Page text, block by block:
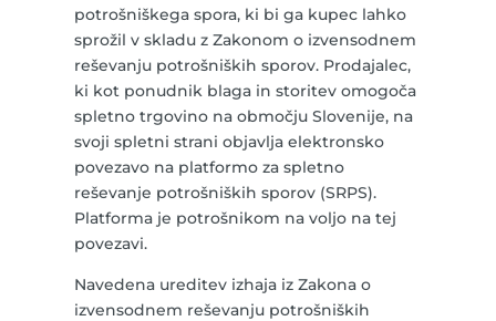
potrošniškega spora, ki bi ga kupec lahko
sprožil v skladu z Zakonom o izvensodnem
reševanju potrošniških sporov. Prodajalec,
ki kot ponudnik blaga in storitev omogoča
spletno trgovino na območju Slovenije, na
svoji spletni strani objavlja elektronsko
povezavo na platformo za spletno
reševanje potrošniških sporov (SRPS).
Platforma je potrošnikom na voljo na tej
povezavi.
Navedena ureditev izhaja iz Zakona o
izvensodnem reševanju potrošniških